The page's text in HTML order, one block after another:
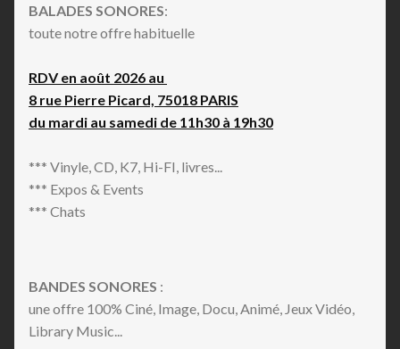
BALADES SONORES:
toute notre offre habituelle
RDV en août 2026 au
8 rue Pierre Picard, 75018 PARIS
du mardi au samedi de 11h30 à 19h30
*** Vinyle, CD, K7, Hi-FI, livres...
*** Expos & Events
*** Chats
BANDES SONORES :
une offre 100% Ciné, Image, Docu, Animé, Jeux Vidéo,
Library Music...